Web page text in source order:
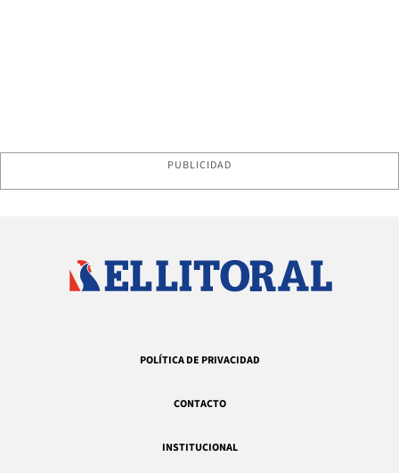
PUBLICIDAD
POLÍTICA DE PRIVACIDAD
CONTACTO
INSTITUCIONAL